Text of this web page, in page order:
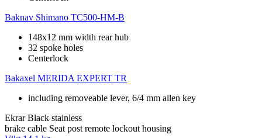
Baknav Shimano TC500-HM-B
148x12 mm width rear hub
32 spoke holes
Centerlock
Bakaxel MERIDA EXPERT TR
including removeable lever, 6/4 mm allen key
Ekrar Black stainless
brake cable Seat post remote lockout housing